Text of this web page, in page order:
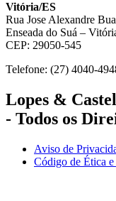
Vitória/ES
Rua Jose Alexandre
Enseada do Suá –
CEP: 29050-545
Telefone: (27) 4040-
Lopes &
- Todos os
Aviso de
Código de Ética